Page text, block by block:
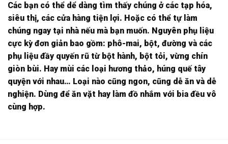
Các bạn có thể dể dàng tìm thấy chúng ở các tạp hóa,
siêu thị, các cửa hàng tiện lợi. Hoặc có thể tự làm
chúng ngay tại nhà nếu mà bạn muốn. Nguyên phụ liệu
cực kỳ đơn giản bao gồm: phô-mai, bột, đường và các
phụ liệu đầy quyến rũ từ bột hành, bột tỏi, vừng chín
giòn bùi. Hay mùi các loại hương thảo, húng quế tây
quyện với nhau… Loại nào cũng ngon, cũng dễ ăn và dễ
nghiện. Dùng để ăn vặt hay làm đồ nhắm với bia đều vô
cùng hợp.